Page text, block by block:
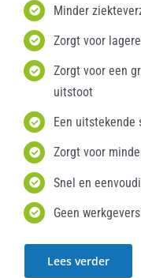
Minder
Zorgt voor
Zorgt voor een
uitstoot
Een uitstekende
Zorgt voor
Snel en
Geen
Lees verder